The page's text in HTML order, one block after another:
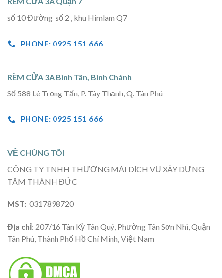
số 10 Đường số 2 , khu Himlam Q7
PHONE: 0925 151 666
RÈM CỬA 3A Bình Tân, Bình Chánh
Số 588 Lê Trọng Tấn, P. Tây Thạnh, Q. Tân Phú
PHONE: 0925 151 666
VỀ CHÚNG TÔI
CÔNG TY TNHH THƯƠNG MẠI DỊCH VỤ XÂY DỰNG
TÂM THÀNH ĐỨC
MST: 0317898720
Địa chỉ: 207/16 Tân Kỳ Tân Quý, Phường Tân Sơn Nhì, Quận
Tân Phú, Thành Phố Hồ Chí Minh, Việt Nam